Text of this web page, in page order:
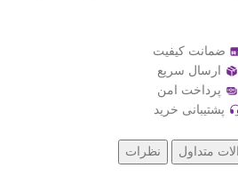
ضمانت کیفیت
ارسال سریع
پرداخت امن
پشتیبانی خرید
متداول نظرات